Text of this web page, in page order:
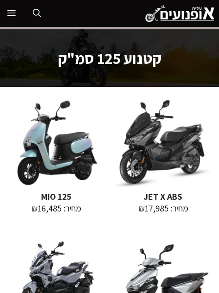
לדלג
לתוכן
קטנוע 125 סמ"ק
JET X ABS
מחיר: ₪17,985
MIO 125
מחיר: ₪16,485